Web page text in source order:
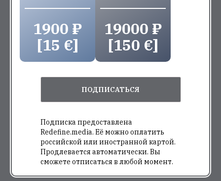
1900 ₽
[15 €]
19000 ₽
[150 €]
ПОДПИСАТЬСЯ
Подписка предоставлена
Redefine.media. Её можно оплатить
российской или иностранной картой.
Продлевается автоматически. Вы
сможете отписаться в любой момент.